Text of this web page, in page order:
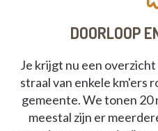
DOORLOOP
Je krijgt nu een
straal van enkele km'ers
gemeente. We tonen 20
meestal zijn er